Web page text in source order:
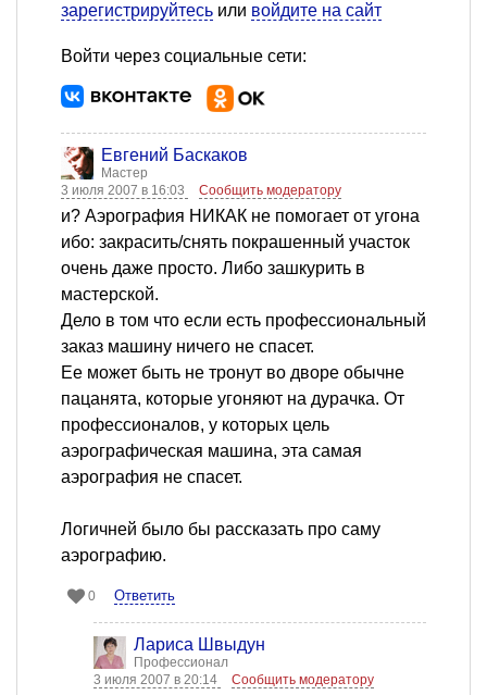
зарегистрируйтесь или войдите на сайт
Войти через социальные сети:
Евгений Баскаков
Мастер
3 июля 2007 в 16:03
Сообщить модератору
и? Аэрография НИКАК не помогает от угона
ибо: закрасить/снять покрашенный участок
очень даже просто. Либо зашкурить в
мастерской.
Дело в том что если есть профессиональный
заказ машину ничего не спасет.
Ее может быть не тронут во дворе обычне
пацанята, которые угоняют на дурачка. От
профессионалов, у которых цель
аэрографическая машина, эта самая
аэрография не спасет.
Логичней было бы рассказать про саму
аэрографию.
0 Ответить
Лариса Швыдун
Профессионал
3 июля 2007 в 20:14
Сообщить модератору